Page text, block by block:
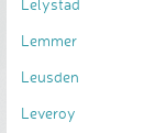
Lelystad
Lemmer
Leusden
Leveroy